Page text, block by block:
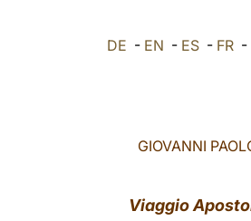
DE - EN - ES - FR -
GIOVANNI
Viaggio